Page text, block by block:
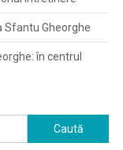
Sfantu Gheorghe
în centrul
Caută
după: